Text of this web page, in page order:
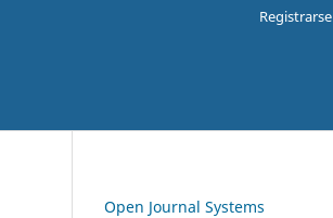
Registrarse
Open Journal Systems